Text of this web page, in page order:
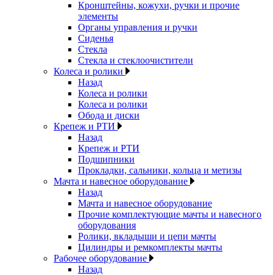
Кронштейны, кожухи, ручки и прочие
элементы
Органы управления и ручки
Сиденья
Стекла
Стекла и стеклоочистители
Колеса и ролики
Назад
Колеса и ролики
Колеса и ролики
Обода и диски
Крепеж и РТИ
Назад
Крепеж и РТИ
Подшипники
Прокладки, сальники, кольца и метизы
Мачта и навесное оборудование
Назад
Мачта и навесное оборудование
Прочие комплектующие мачты и навесного
оборудования
Ролики, вкладыши и цепи мачты
Цилиндры и ремкомплекты мачты
Рабочее оборудование
Назад